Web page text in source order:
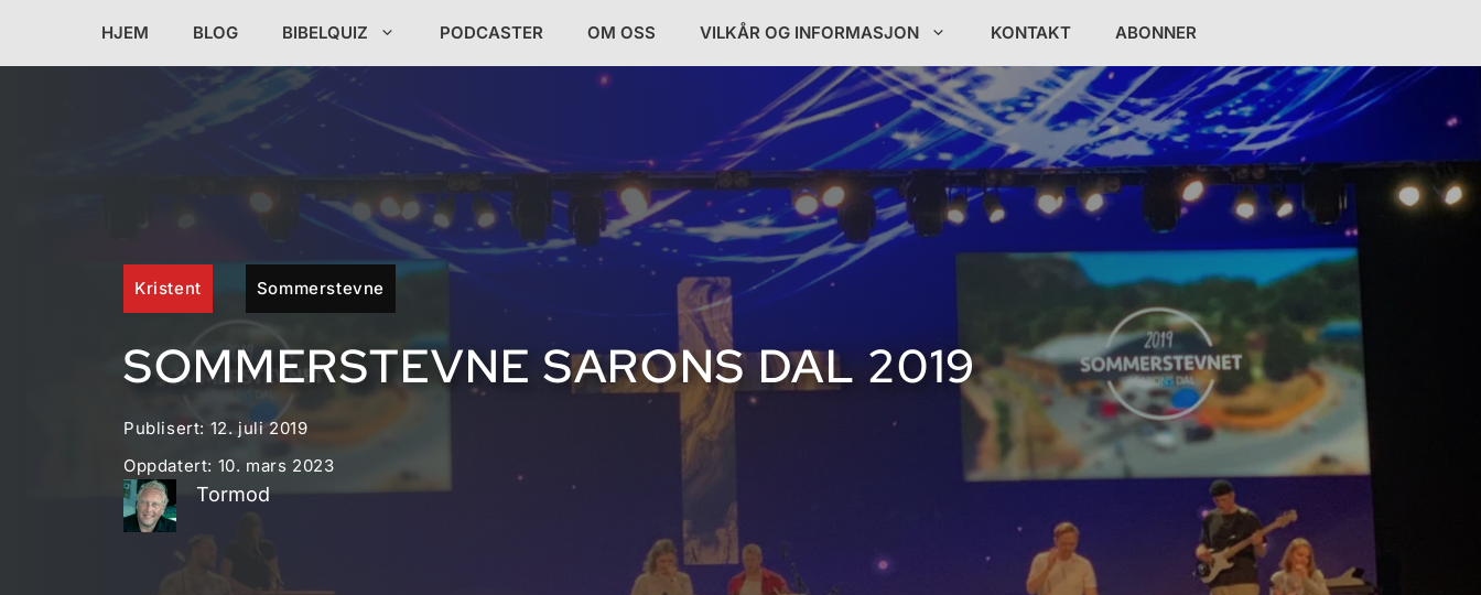
HJEM BLOG BIBELQUIZ PODCASTER OM OSS VILKÅR OG INFORMASJON KONTAKT ABONNER
Kristent Sommerstevne
SOMMERSTEVNE SARONS DAL 2019
Publisert: 12. juli 2019
Oppdatert: 10. mars 2023
Tormod